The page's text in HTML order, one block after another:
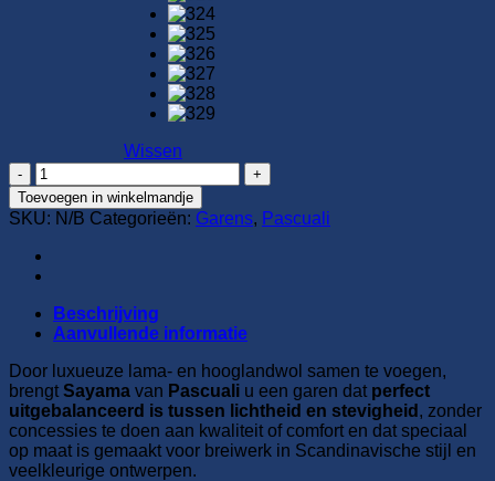
Wissen
Pascuali
-
Sayama
aantal
Toevoegen in winkelmandje
SKU: N/B Categorieën: Garens, Pascuali
Beschrijving
Aanvullende informatie
Door luxueuze lama- en hooglandwol samen te voegen,
brengt Sayama van Pascuali u een garen dat perfect
uitgebalanceerd is tussen lichtheid en stevigheid , zonder
concessies te doen aan kwaliteit of comfort en dat speciaal
op maat is gemaakt voor breiwerk in Scandinavische stijl en
veelkleurige ontwerpen.